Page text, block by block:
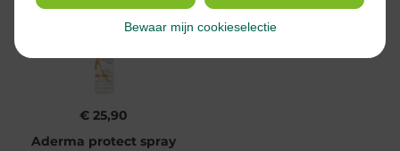
€ 25,90
Aderma protect spray
Bewaar mijn cookieselectie